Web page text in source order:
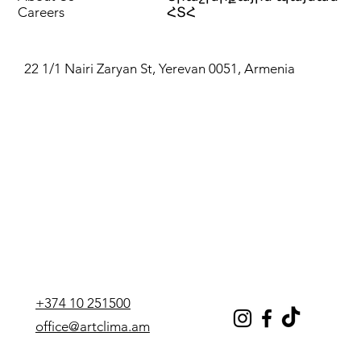
CB 40/180 D WP1081690
Careers
ՀՏՀ
+374 10 251500
22 1/1 Nairi Zaryan St, Yerevan 0051, Armenia
office@artclima.am